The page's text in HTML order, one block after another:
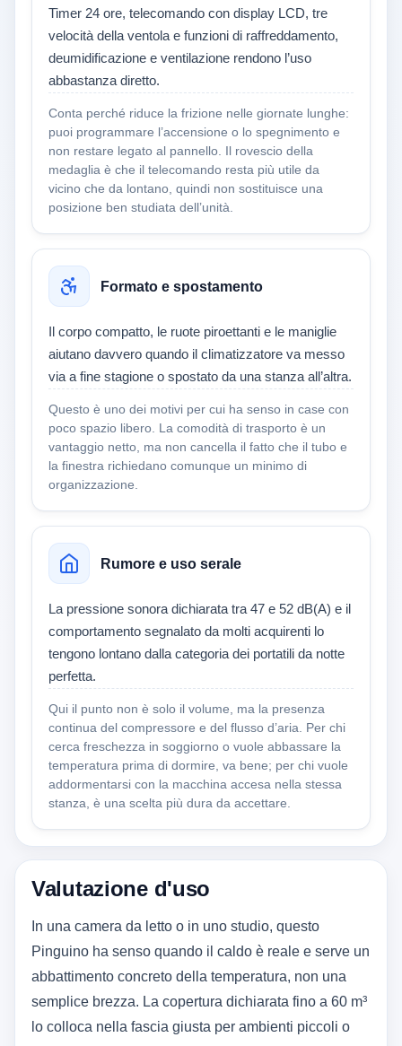
Timer 24 ore, telecomando con display LCD, tre
velocità della ventola e funzioni di raffreddamento,
deumidificazione e ventilazione rendono l’uso
abbastanza diretto.
Conta perché riduce la frizione nelle giornate lunghe:
puoi programmare l’accensione o lo spegnimento e
non restare legato al pannello. Il rovescio della
medaglia è che il telecomando resta più utile da
vicino che da lontano, quindi non sostituisce una
posizione ben studiata dell’unità.
Formato e spostamento
Il corpo compatto, le ruote piroettanti e le maniglie
aiutano davvero quando il climatizzatore va messo
via a fine stagione o spostato da una stanza all’altra.
Questo è uno dei motivi per cui ha senso in case con
poco spazio libero. La comodità di trasporto è un
vantaggio netto, ma non cancella il fatto che il tubo e
la finestra richiedano comunque un minimo di
organizzazione.
Rumore e uso serale
La pressione sonora dichiarata tra 47 e 52 dB(A) e il
comportamento segnalato da molti acquirenti lo
tengono lontano dalla categoria dei portatili da notte
perfetta.
Qui il punto non è solo il volume, ma la presenza
continua del compressore e del flusso d’aria. Per chi
cerca freschezza in soggiorno o vuole abbassare la
temperatura prima di dormire, va bene; per chi vuole
addormentarsi con la macchina accesa nella stessa
stanza, è una scelta più dura da accettare.
Valutazione d'uso
In una camera da letto o in uno studio, questo
Pinguino ha senso quando il caldo è reale e serve un
abbattimento concreto della temperatura, non una
semplice brezza. La copertura dichiarata fino a 60 m³
lo colloca nella fascia giusta per ambienti piccoli o